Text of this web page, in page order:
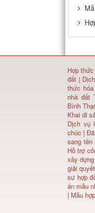
Hợp
đất |
thức
nhà đất
Bình
Khai di
Dịch vụ
chúc |
sang tên
Hỗ trợ
xây dựng
giải
sư hợp
án mẫu
| Mẫu